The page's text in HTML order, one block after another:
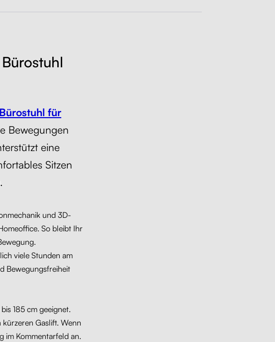
für
Bewegungen
eine
Sitzen
und 3D-
So bleibt Ihr
viele Stunden am
Bewegungsfreiheit
185 cm geeignet.
Gaslift. Wenn
im Kommentarfeld an.